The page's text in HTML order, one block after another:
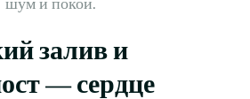
шум и покой.
залив и
— сердце